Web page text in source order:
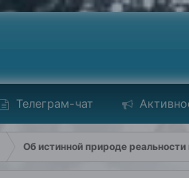
Телеграм-чат
Об истинной природе